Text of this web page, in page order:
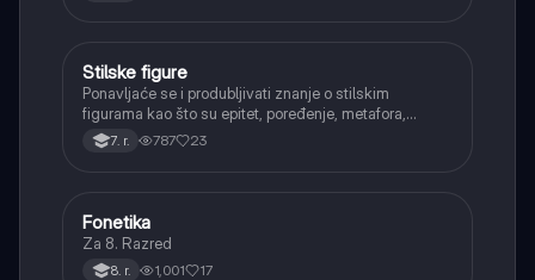
Srpski jezik
Stilske figure
Ponavljaće se i produbljivati znanje o stilskim
figurama kao što su epitet, poređenje, metafora,
personifikacija, hiperbola, onomatopeja, aliteracija i
asonanca, razumevajući njihovu ulogu u tekstu.
7. r. 787 23
Srpski jezik
Fonetika
Za 8. Razred
8. r. 1,001 17